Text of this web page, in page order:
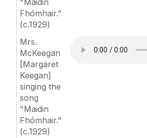
"Maidin
Fhómhair."
(c.1929)
Mrs.
McKeegan
[Margaret
Keegan]
singing the
song
"Maidin
Fhómhair."
(c.1929)